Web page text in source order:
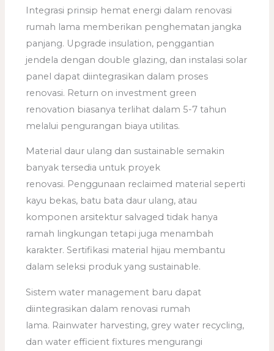
Integrasi prinsip hemat energi dalam renovasi
rumah lama memberikan penghematan jangka
panjang. Upgrade insulation, penggantian
jendela dengan double glazing, dan instalasi solar
panel dapat diintegrasikan dalam proses
renovasi. Return on investment green
renovation biasanya terlihat dalam 5-7 tahun
melalui pengurangan biaya utilitas.
Material daur ulang dan sustainable semakin
banyak tersedia untuk proyek
renovasi. Penggunaan reclaimed material seperti
kayu bekas, batu bata daur ulang, atau
komponen arsitektur salvaged tidak hanya
ramah lingkungan tetapi juga menambah
karakter. Sertifikasi material hijau membantu
dalam seleksi produk yang sustainable.
Sistem water management baru dapat
diintegrasikan dalam renovasi rumah
lama. Rainwater harvesting, grey water recycling,
dan water efficient fixtures mengurangi